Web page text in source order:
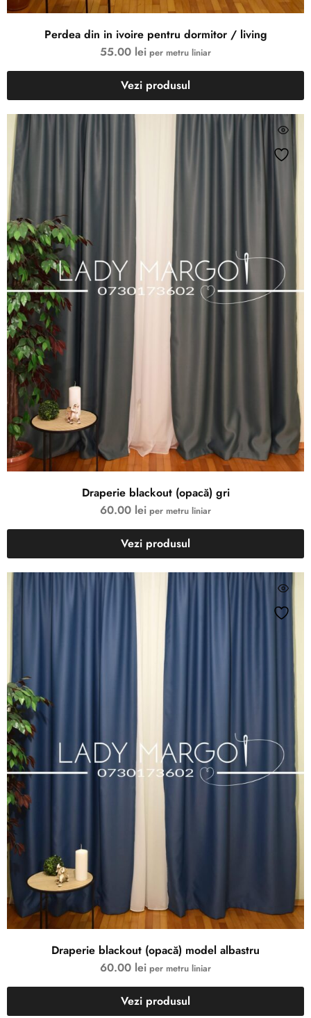
Perdea din in ivoire pentru dormitor / living
55.00 lei per metru liniar
Vezi produsul
Draperie blackout (opacă) gri
60.00 lei per metru liniar
Vezi produsul
Draperie blackout (opacă) model albastru
60.00 lei per metru liniar
Vezi produsul